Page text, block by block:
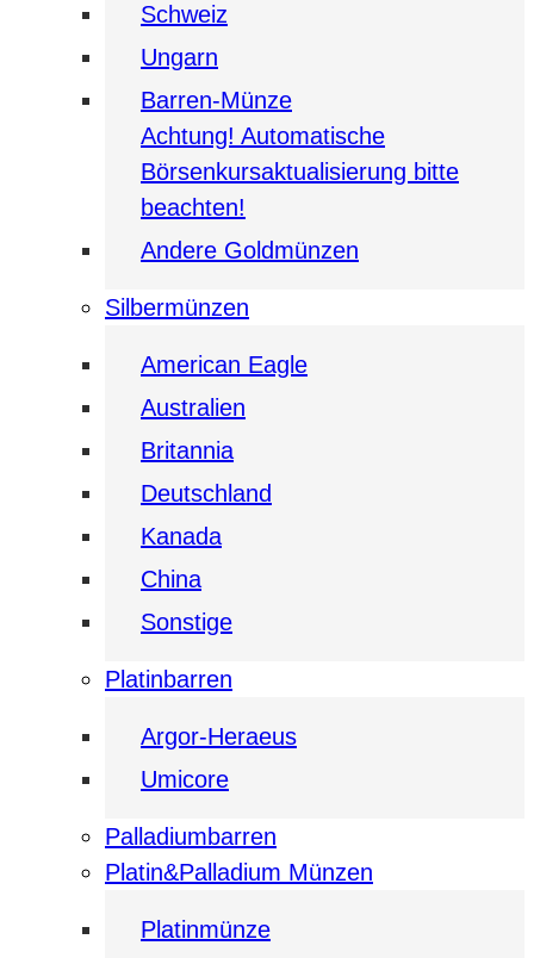
Schweiz
Ungarn
Barren-Münze
Achtung! Automatische
Börsenkursaktualisierung bitte
beachten!
Andere Goldmünzen
Silbermünzen
American Eagle
Australien
Britannia
Deutschland
Kanada
China
Sonstige
Platinbarren
Argor-Heraeus
Umicore
Palladiumbarren
Platin&Palladium Münzen
Platinmünze